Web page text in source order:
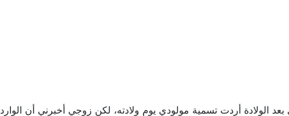
الولادة أردت تسمية مولودي يوم ولادته، لكن زوجي أخبرني أن الوارد